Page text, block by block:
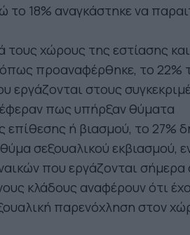
το 18% αναγκάστηκε να
χώρους της εστίασης
προαναφέρθηκε, το 22%
εργάζονται στους
πως υπήρξαν θύματα
επίθεσης ή βιασμού, το 27%
σεξουαλικού εκβιασμού,
που εργάζονται σήμερα
κλάδους αναφέρουν ότι
παρενόχληση στον